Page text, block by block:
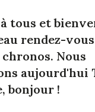
tous et
rendez-
Nous
aujourd'hui
bonjour !